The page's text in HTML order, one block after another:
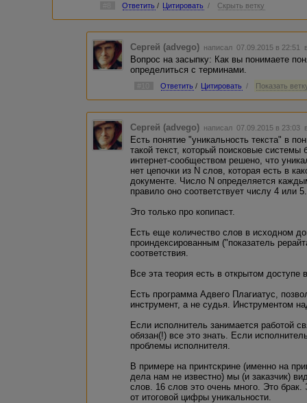
сталкивалась и как-то захотелось понять.
Ответить / Цитировать / Скрыть ветку
Сергей (advego) написал 07.09.2015 в 22:51
Вопрос на засыпку: Как вы понимаете
определиться с терминами.
Ответить / Цитировать / Показать
Сергей (advego) написал 07.09.2015 в 23:03
Есть понятие "уникальность текста" в
такой текст, который поисковые
интернет-сообществом решено, что
нет цепочки из N слов, которая есть в
документе. Число N определяется
правило оно соответствует числу 4 или
Это только про копипаст.
Есть еще количество слов в исходном
проиндексированным ("показатель
соответствия.
Все эта теория есть в открытом доступе
Есть программа Адвего Плагиатус,
инструмент, а не судья. Инструментом
Если исполнитель занимается работой
обязан(!) все это знать. Если
проблемы исполнителя.
В примере на принтскрине (именно на
дела нам не известно) мы (и заказчик)
слов. 16 слов это очень много. Это брак.
от итоговой цифры уникальности.